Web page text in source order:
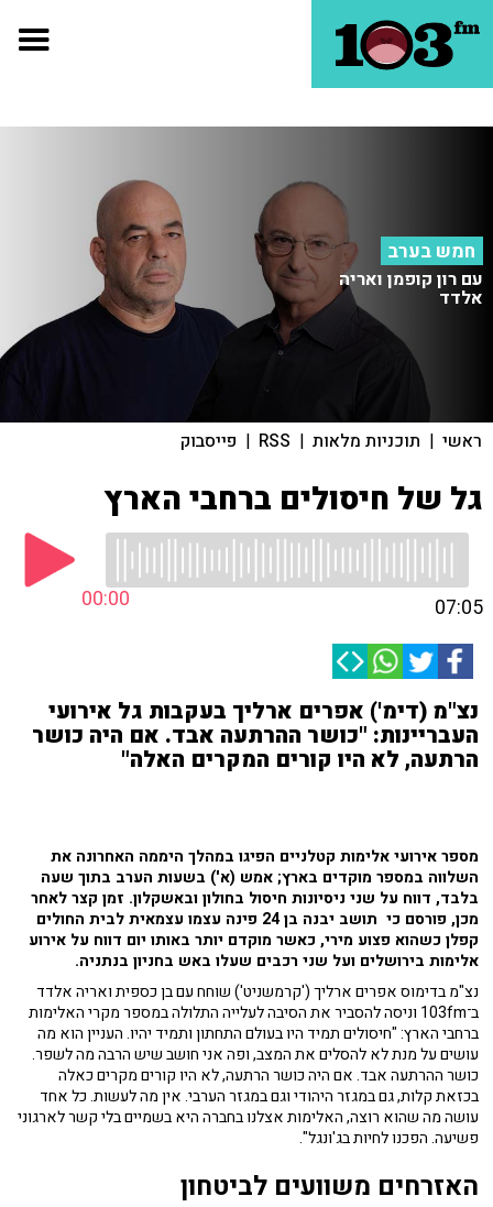
חמש בערב
עם רון קופמן ואריה
אלדד
ראשי | תוכניות מלאות |
RSS
| פייסבוק
גל של חיסולים ברחבי הארץ
00:00 07:05
נצ"מ (דימ') אפרים ארליך בעקבות גל אירועי
העבריינות: "כושר ההרתעה אבד. אם היה כושר
הרתעה, לא היו קורים המקרים האלה"
מספר אירועי אלימות קטלניים הפיגו במהלך היממה האחרונה את
השלווה במספר מוקדים בארץ; אמש (א') בשעות הערב בתוך שעה
בלבד, דווח על שני ניסיונות חיסול בחולון ובאשקלון. זמן קצר לאחר
מכן, פורסם כי תושב יבנה בן 24 פינה עצמו עצמאית לבית החולים
קפלן כשהוא פצוע מירי, כאשר מוקדם יותר באותו יום דווח על אירוע
אלימות בירושלים ועל שני רכבים שעלו באש בחניון בנתניה.
נצ"מ בדימוס אפרים ארליך ('קרמשניט') שוחח עם בן כספית ואריה אלדד
ב־103fm וניסה להסביר את הסיבה לעלייה התלולה במספר מקרי האלימות
ברחבי הארץ: "חיסולים תמיד היו בעולם התחתון ותמיד יהיו. העניין הוא מה
עושים על מנת לא להסלים את המצב, ופה אני חושב שיש הרבה מה לשפר.
כושר ההרתעה אבד. אם היה כושר הרתעה, לא היו קורים מקרים כאלה
בכזאת קלות, גם במגזר היהודי וגם במגזר הערבי. אין מה לעשות. כל אחד
עושה מה שהוא רוצה, האלימות אצלנו בחברה היא בשמיים בלי קשר לארגוני
פשיעה. הפכנו לחיות בג'ונגל".
האזרחים משוועים לביטחון